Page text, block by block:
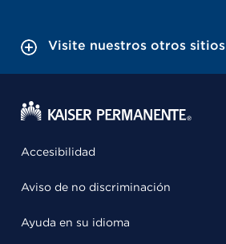
Visite nuestros otros sitios
Accesibilidad
Aviso de no discriminación
Ayuda en su idioma